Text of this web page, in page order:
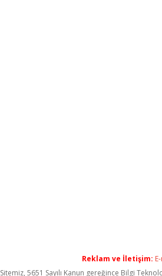
Reklam ve İletişim:
Sitemiz, 5651 Sayılı Kanun gereğince Bilgi